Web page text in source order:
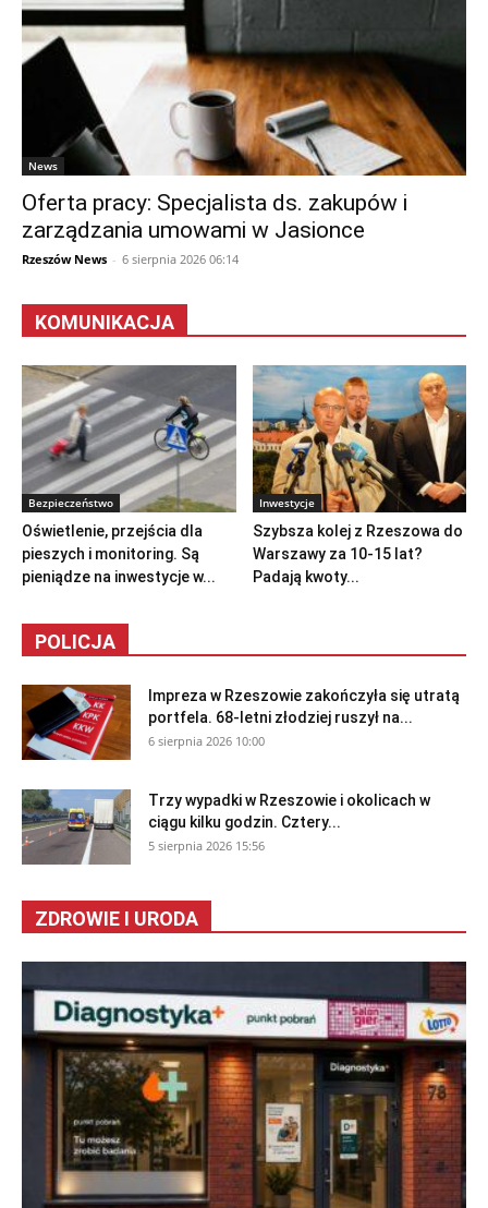
News
Oferta pracy: Specjalista ds. zakupów i
zarządzania umowami w Jasionce
Rzeszów News - 6 sierpnia 2026 06:14
KOMUNIKACJA
Bezpieczeństwo
Oświetlenie, przejścia dla
pieszych i monitoring. Są
pieniądze na inwestycje w...
Inwestycje
Szybsza kolej z Rzeszowa do
Warszawy za 10-15 lat?
Padają kwoty...
POLICJA
Impreza w Rzeszowie zakończyła się utratą
portfela. 68-letni złodziej ruszył na...
6 sierpnia 2026 10:00
Trzy wypadki w Rzeszowie i okolicach w
ciągu kilku godzin. Cztery...
5 sierpnia 2026 15:56
ZDROWIE I URODA